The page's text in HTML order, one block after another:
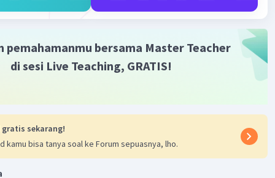
2)2
2
2)
4
2 )×( (6-3√3)/2)
4
2)×((3-√3)/2)
4
itu,
pemahamanmu bersama Master Teacher
di sesi Live Teaching, GRATIS!
gratis sekarang!
kamu bisa tanya soal ke Forum sepuasnya, lho.